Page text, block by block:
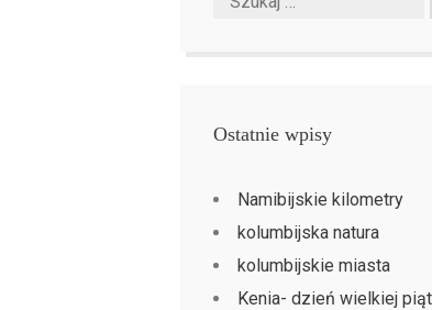
Ostatnie wpisy
Namibijskie kilometry
kolumbijska natura
kolumbijskie miasta
Kenia- dzień wielkiej